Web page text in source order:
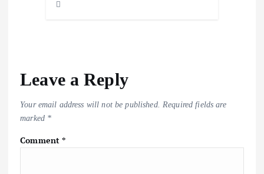
Leave a Reply
Your email address will not be published. Required fields are
marked *
Comment*